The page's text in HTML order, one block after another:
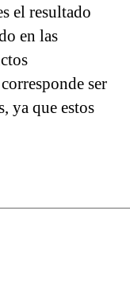
el resultado
en las
ser
ya que estos